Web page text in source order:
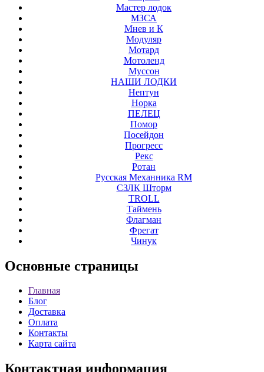
Мастер лодок
МЗСА
Мнев и К
Модуляр
Мотард
Мотоленд
Муссон
НАШИ ЛОДКИ
Нептун
Норка
ПЕЛЕЦ
Помор
Посейдон
Прогресс
Рекс
Ротан
Русская Механника RM
СЗЛК Шторм
ТROLL
Таймень
Флагман
Фрегат
Чинук
Основные страницы
Главная
Блог
Доставка
Оплата
Контакты
Карта сайта
Контактная информация